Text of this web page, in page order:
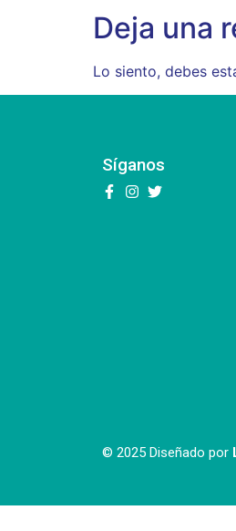
Deja una
Lo siento, debes
Síganos
© 2025 Diseñado por